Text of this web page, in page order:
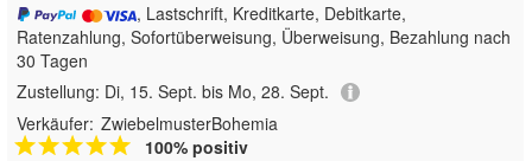
, Lastschrift, Kreditkarte, Debitkarte,
Ratenzahlung, Sofortüberweisung, Überweisung, Bezahlung nach
30 Tagen
Zustellung: Di, 15. Sept. bis Mo, 28. Sept.
Verkäufer: ZwiebelmusterBohemia
100% positiv